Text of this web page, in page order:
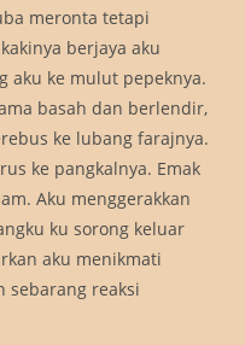
meronta tetapi
berjaya aku
aku ke mulut pepeknya.
basah dan berlendir,
ke lubang farajnya.
ke pangkalnya. Emak
Aku menggerakkan
ku sorong keluar
aku menikmati
sebarang reaksi